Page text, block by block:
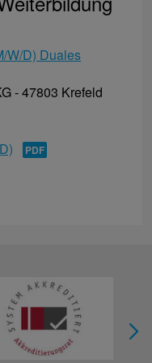
W/D) Duales
- 47803 Krefeld